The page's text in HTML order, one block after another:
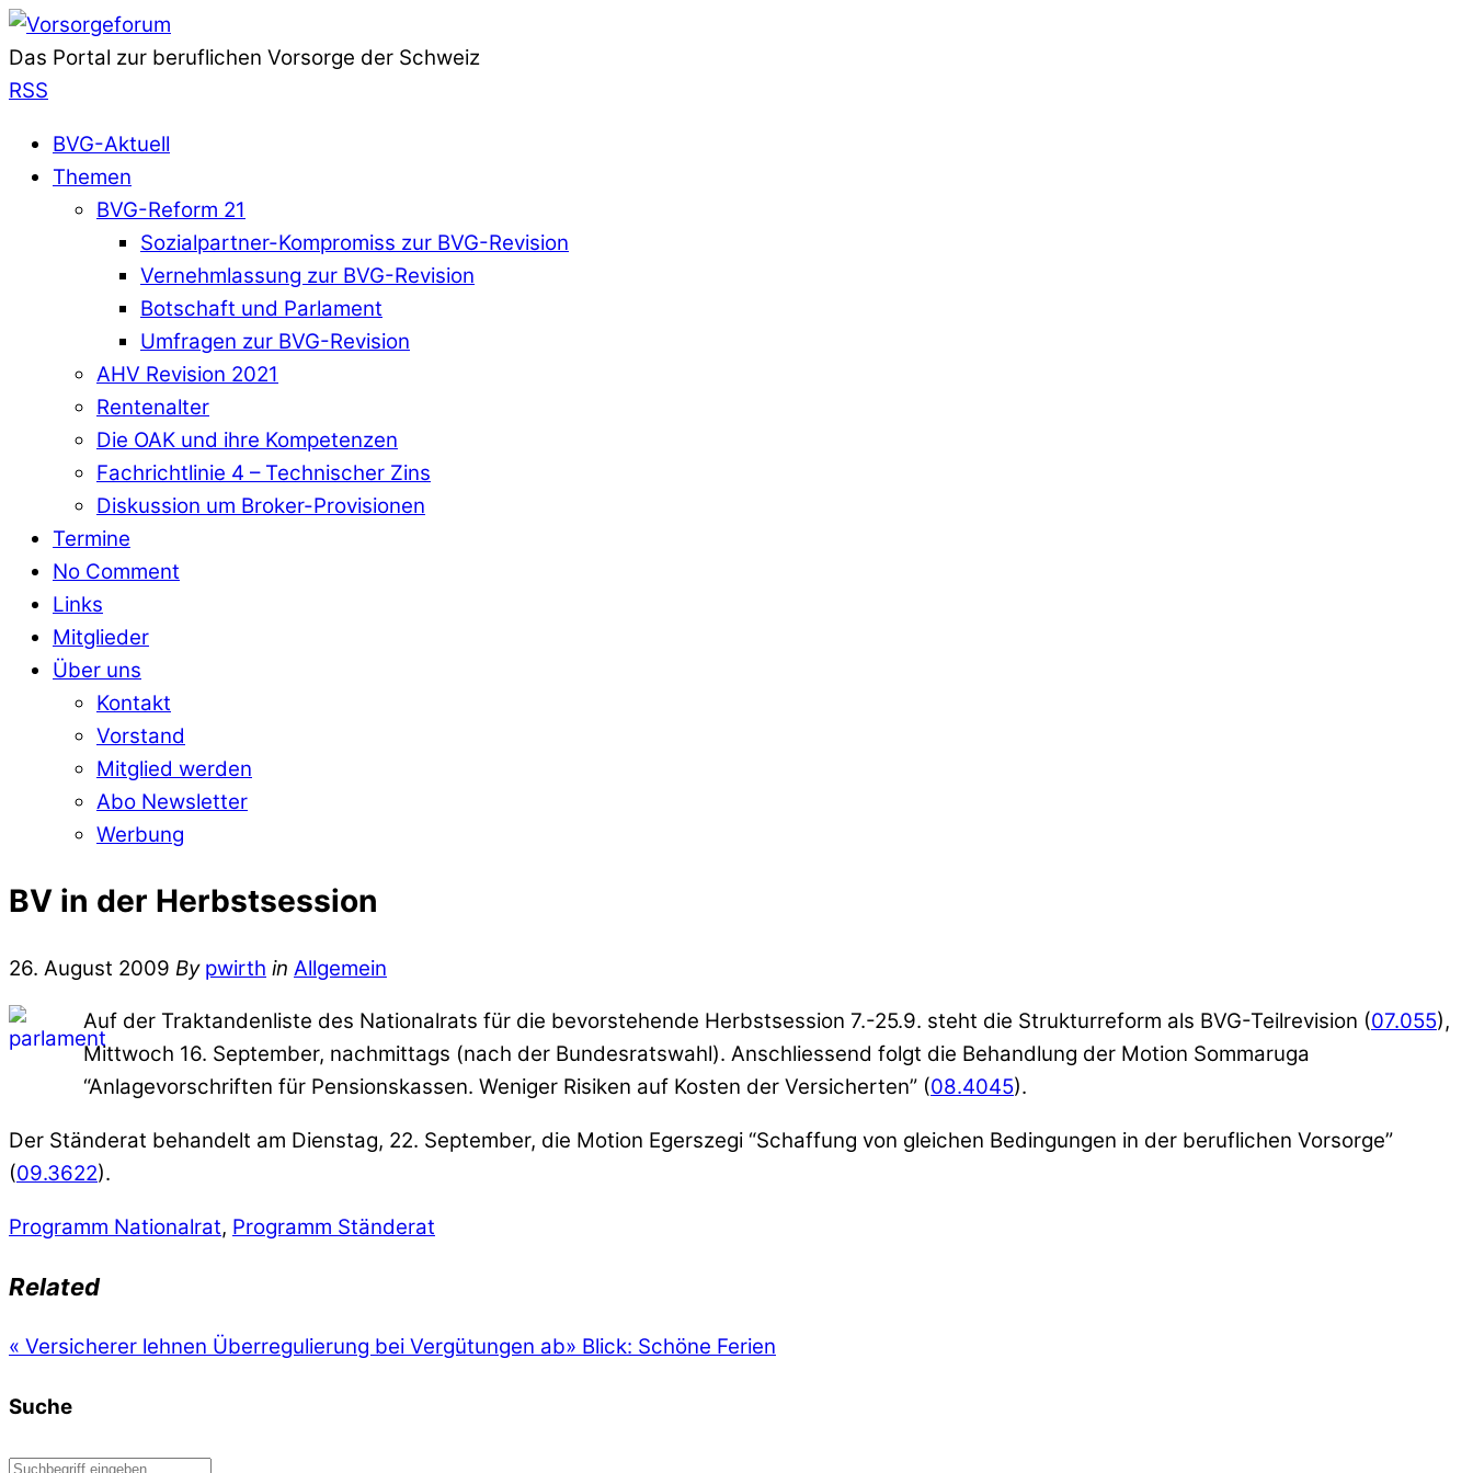
Das Portal zur beruflichen Vorsorge der Schweiz
RSS
BVG-Aktuell
Themen
BVG-Reform 21
Sozialpartner-Kompromiss zur BVG-Revision
Vernehmlassung zur BVG-Revision
Botschaft und Parlament
Umfragen zur BVG-Revision
AHV Revision 2021
Rentenalter
Die OAK und ihre Kompetenzen
Fachrichtlinie 4 – Technischer Zins
Diskussion um Broker-Provisionen
Termine
No Comment
Links
Mitglieder
Über uns
Kontakt
Vorstand
Mitglied werden
Abo Newsletter
Werbung
BV in der Herbstsession
26. August 2009 By pwirth in Allgemein
Auf der Traktandenliste des Nationalrats für die bevorstehende Herbstsession 7.-25.9. steht die Strukturreform als BVG-Teilrevision (07.055),
Mittwoch 16. September, nachmittags (nach der Bundesratswahl). Anschliessend folgt die Behandlung der Motion Sommaruga
“Anlagevorschriften für Pensionskassen. Weniger Risiken auf Kosten der Versicherten” (08.4045).
Der Ständerat behandelt am Dienstag, 22. September, die Motion Egerszegi “Schaffung von gleichen Bedingungen in der beruflichen Vorsorge”
(09.3622).
Programm Nationalrat, Programm Ständerat
Related
« Versicherer lehnen Überregulierung bei Vergütungen ab» Blick: Schöne Ferien
Suche